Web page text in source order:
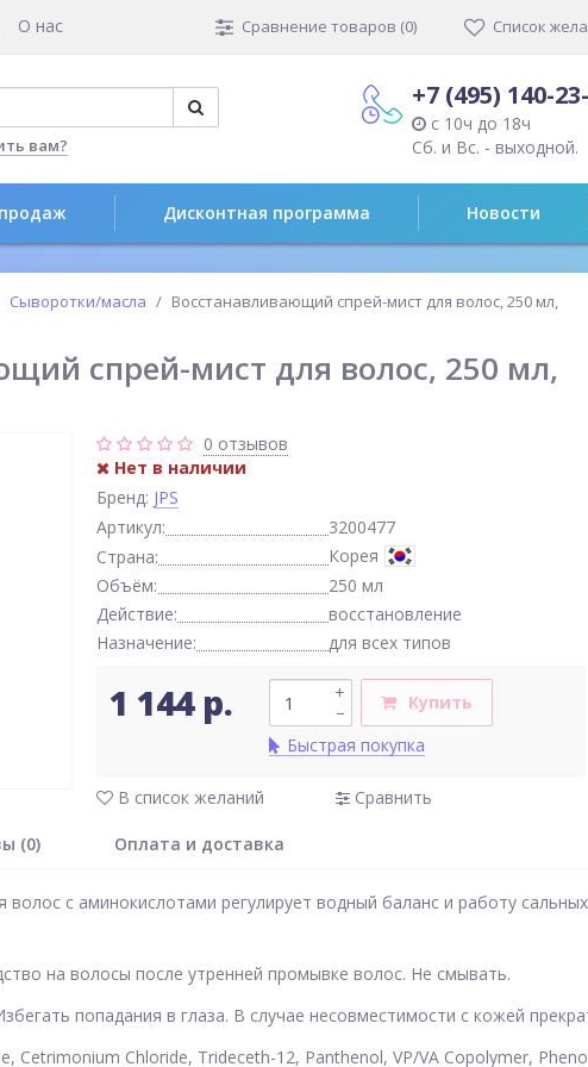
О нас Сравнение товаров (0) Список
вам?
+7 (495) 140-
с 10ч до 18ч
Сб. и Вс. - выходной.
Дисконтная программа Новости
Сыворотки/масла
Восстанавливающий спрей-мист для волос, 250 мл,
спрей-мист для волос, 250 мл,
0 отзывов
Нет в наличии
Бренд: JPS
Артикул:
3200477
Страна:
Корея
Объём:
250 мл
Действие:
восстановление
Назначение:
для всех типов
1 144 р. –
+
Купить
Быстрая покупка
В список желаний Сравнить
подводка (цвет
насыщенный черный)
Нет в наличии
(0) Оплата и доставка
с аминокислотами регулирует водный баланс и работу
на волосы после утренней промывке волос. Не смывать.
попадания в глаза. В случае несовместимости с кожей
Cetrimonium Chloride, Trideceth-12, Panthenol, VP/VA Copolymer,